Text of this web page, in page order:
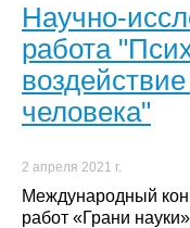
Научно-
работа
человека"
2 апреля 2021 г.
Международный
работ «Грани